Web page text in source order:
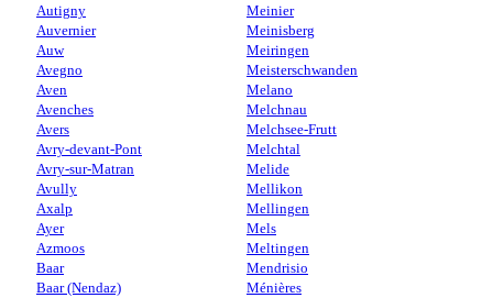
Autigny
Auvernier
Auw
Avegno
Aven
Avenches
Avers
Avry-devant-Pont
Avry-sur-Matran
Avully
Axalp
Ayer
Azmoos
Baar
Baar (Nendaz)
Meinier
Meinisberg
Meiringen
Meisterschwanden
Melano
Melchnau
Melchsee-Frutt
Melchtal
Melide
Mellikon
Mellingen
Mels
Meltingen
Mendrisio
Ménières